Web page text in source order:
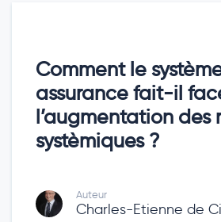
Comment le
assurance fait-il
l’augmentation des
systèmiques ?
Auteur
Charles-Etienne de